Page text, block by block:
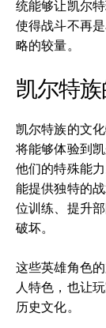
统能够让凯尔
使得战斗不再
略的较量。
凯尔特
凯尔特族的文
将能够体验到
他们的特殊能
能提供独特的
位训练、提升
破坏。
这些英雄角色
人特色，也让
历史文化。